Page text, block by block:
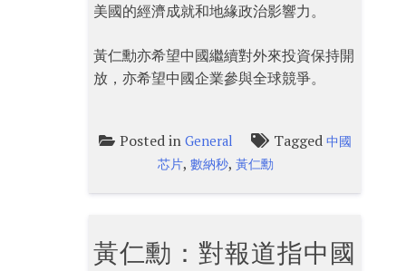
美國的經濟成就和地緣政治影響力。
黃仁勳亦希望中國繼續對外來投資保持開
放，亦希望中國企業參與全球競爭。
Posted in General Tagged 中國
芯片,數納秒,黃仁勳
黃仁勳：對報道指中國